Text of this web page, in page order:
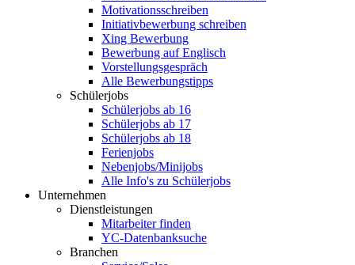
Motivationsschreiben
Initiativbewerbung schreiben
Xing Bewerbung
Bewerbung auf Englisch
Vorstellungsgespräch
Alle Bewerbungstipps
Schülerjobs
Schülerjobs ab 16
Schülerjobs ab 17
Schülerjobs ab 18
Ferienjobs
Nebenjobs/Minijobs
Alle Info's zu Schülerjobs
Unternehmen
Dienstleistungen
Mitarbeiter finden
YC-Datenbanksuche
Branchen